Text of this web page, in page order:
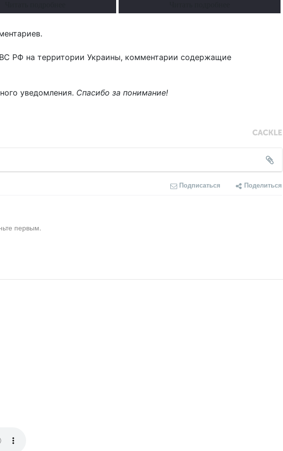
РФ на территории Украины, комментарии содержащие
уведомления. Спасибо за понимание!
Подписаться Поделиться
первым.